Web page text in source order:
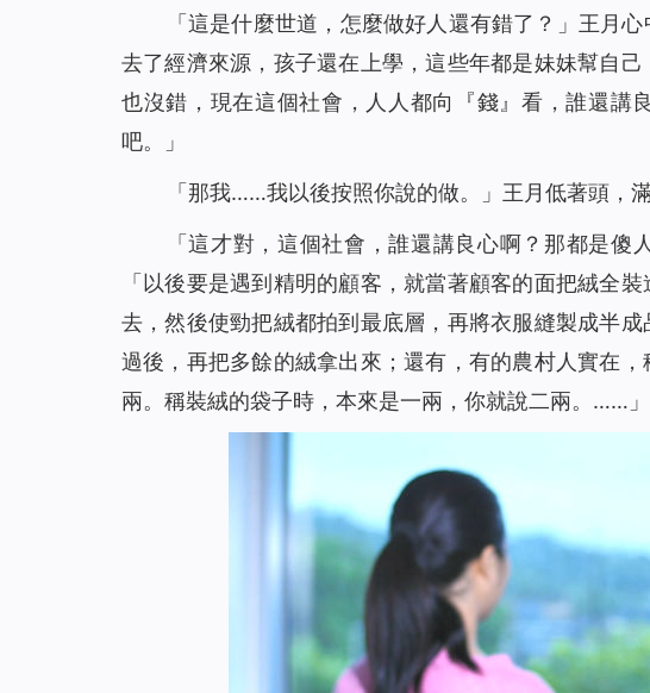
「這是什麼世道，怎麼做好人還有錯了？」王月
去了經濟來源，孩子還在上學，這些年都是妹妹幫自
也沒錯，現在這個社會，人人都向『錢』看，誰還講
吧。」
「那我……我以後按照你說的做。」王月低著頭，滿
「這才對，這個社會，誰還講良心啊？那都是傻
「以後要是遇到精明的顧客，就當著顧客的面把絨全
去，然後使勁把絨都拍到最底層，再將衣服縫製成半
過後，再把多餘的絨拿出來；還有，有的農村人實在
兩。稱裝絨的袋子時，本來是一兩，你就說二兩。……」